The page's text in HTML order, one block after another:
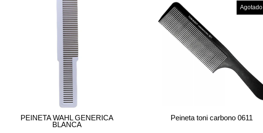
PEINETA WAHL GENERICA
BLANCA
Agotado
Peineta toni carbono 0611